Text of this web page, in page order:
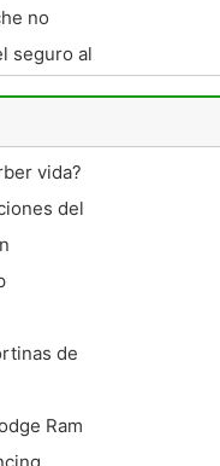
no
seguro al
vida?
del
de
Ram